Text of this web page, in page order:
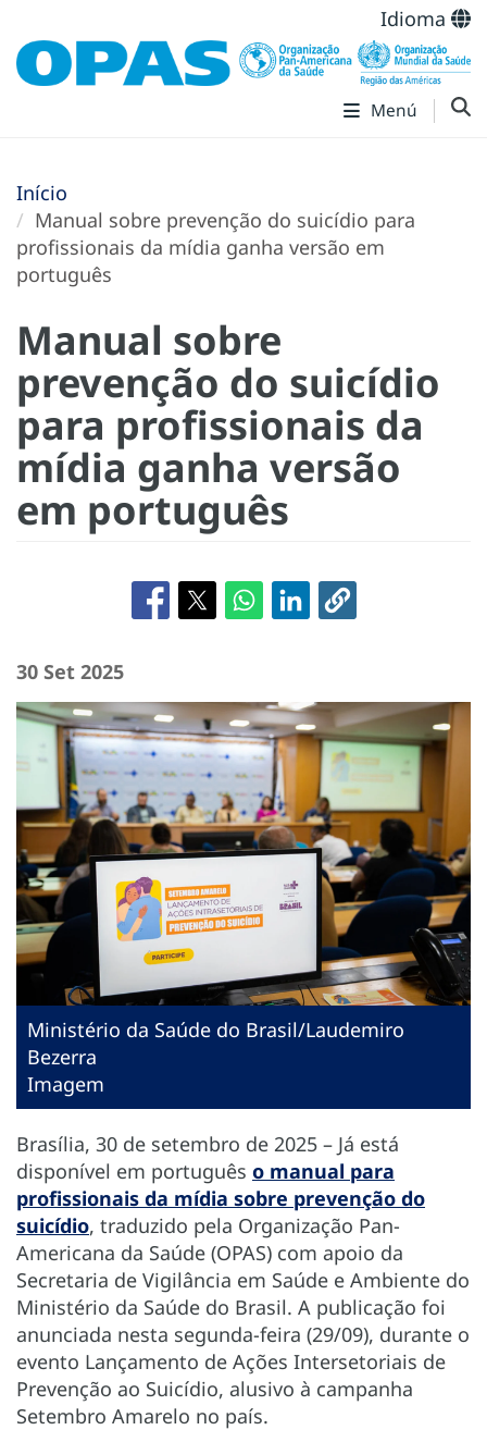
Idioma
Menú
Início
Manual sobre prevenção do suicídio para
profissionais da mídia ganha versão em
português
Manual sobre
prevenção do suicídio
para profissionais da
mídia ganha versão
em português
30 Set 2025
Ministério da Saúde do Brasil/Laudemiro
Bezerra
Imagem
Brasília, 30 de setembro de 2025 – Já está
disponível em português o manual para
profissionais da mídia sobre prevenção do
suicídio, traduzido pela Organização Pan-
Americana da Saúde (OPAS) com apoio da
Secretaria de Vigilância em Saúde e Ambiente do
Ministério da Saúde do Brasil. A publicação foi
anunciada nesta segunda-feira (29/09), durante o
evento Lançamento de Ações Intersetoriais de
Prevenção ao Suicídio, alusivo à campanha
Setembro Amarelo no país.